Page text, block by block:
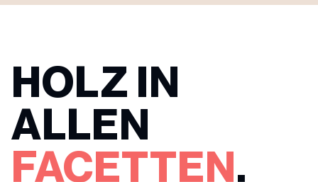
HOLZ IN
ALLEN
FACETTEN.